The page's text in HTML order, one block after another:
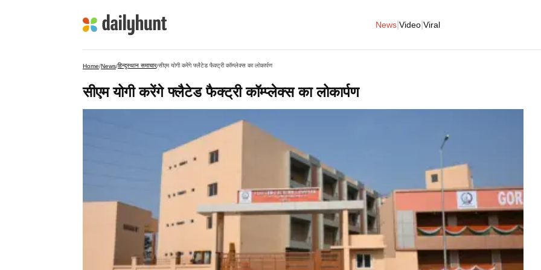
News Video Viral
Home/News/हिन्दुस्थान समाचार/सीएम योगी करेंगे फ्लैटेड फैक्ट्री कॉम्प्लेक्स का लोकार्पण
सीएम योगी करेंगे फ्लैटेड फैक्ट्री कॉम्प्लेक्स का लोकार्पण